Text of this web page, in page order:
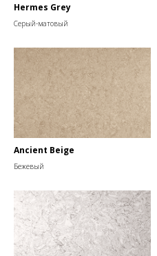
Hermes Grey
Серый-матовый
Ancient Beige
Бежевый